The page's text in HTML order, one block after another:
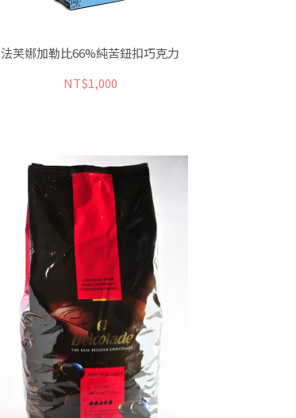
法芙娜加勒比66%純苦鈕扣巧克力
NT$1,000